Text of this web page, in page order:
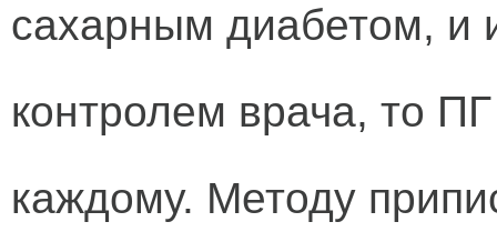
сахарным диабетом, и
контролем врача, то
каждому. Методу